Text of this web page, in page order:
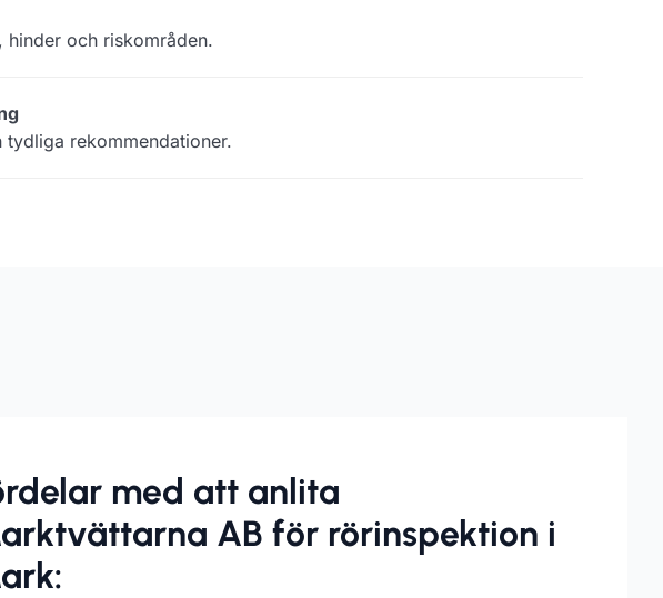
och riskområden.
rekommendationer.
med att anlita
AB för rörinspektion i